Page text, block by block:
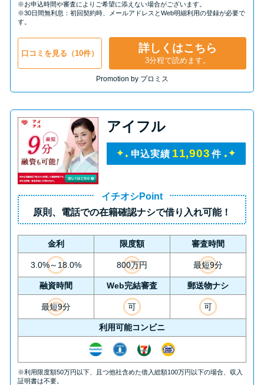
※お申込時間や審査によりご希望に添えない場合がございます。
※30日間無利息：初回契約時、メールアドレスとWeb明細利用の登録が必要で
す。
口コミを見る（10件） 詳しくはこちら
3分程で読めます。
Promotion by プロミス
アイフル
申込実績 11,903 件
イチオシPoint
原則、 電話での在籍確認ナシで借り入れ可能！
金利 限度額 審査時間
3.0%～18.0% 800万円 最短9分
融資時間 Web完結審査 郵送物ナシ
最短9分 可 可
利用可能コンビニ
※利用限度額50万円以下、且つ他社含めた借入総額100万円以下の場合、収入
証明書は不要。